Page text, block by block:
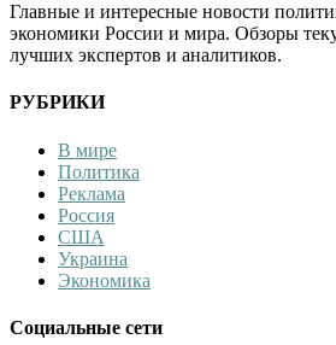
Главные и интересные новости
экономики России и мира. Обзоры
лучших экспертов и аналитиков.
РУБРИКИ
В мире
Политика
Реклама
Россия
США
Украина
Экономика
Социальные сети